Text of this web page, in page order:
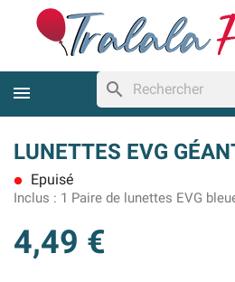
search
LUNETTES EVG
lens Epuisé
Inclus : 1 Paire de lunettes EVG
4,49 €